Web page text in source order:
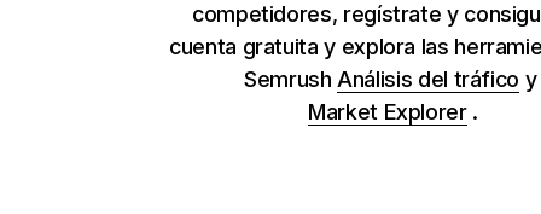
competidores, regístrate y
cuenta gratuita y explora las
Semrush Análisis del tráfico y
Market Explorer.